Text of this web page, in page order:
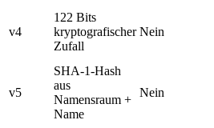
v4
122 Bits
kryptografischer
Zufall
Nein
v5
SHA-1-Hash
aus
Namensraum +
Name
Nein